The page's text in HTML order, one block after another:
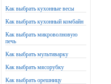
Как выбрать кухонные весы
Как выбрать кухонный комбайн
Как выбрать микроволновую
печь
Как выбрать мультиварку
Как выбрать мясорубку
Как выбрать орешницу